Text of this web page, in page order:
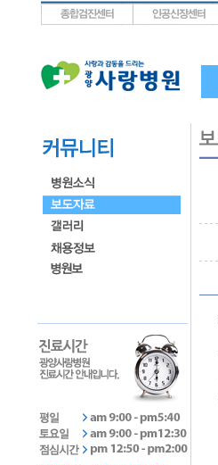
상단메뉴로 바로가기
왼쪽메뉴로 바로가기
본문으로 바로가기